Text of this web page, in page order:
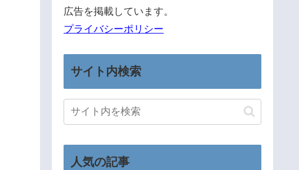
広告を掲載しています。
プライバシーポリシー
サイト内検索
人気の記事